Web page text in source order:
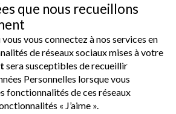
que nous recueillons
vous vous connectez à nos services en
de réseaux sociaux mises à votre
sera susceptibles de recueillir
Personnelles lorsque vous
fonctionnalités de ces réseaux
« J’aime ».